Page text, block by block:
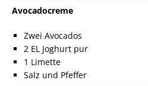
Avocadocreme
Zwei Avocados
2 EL Joghurt pur
1 Limette
Salz und Pfeffer